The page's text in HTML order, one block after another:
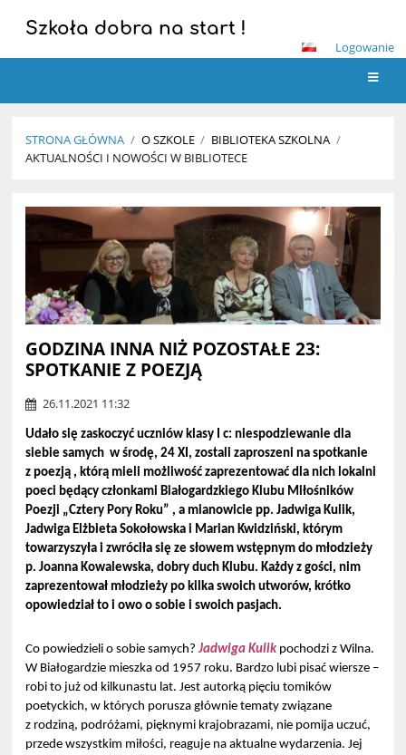
Szkoła dobra na start !
Logowanie
STRONA GŁÓWNA / O SZKOLE / BIBLIOTEKA SZKOLNA /
AKTUALNOŚCI I NOWOŚCI W BIBLIOTECE
Aktualności
nowości
bibliotece
GODZINA INNA NIŻ POZOSTAŁE 23:
SPOTKANIE Z POEZJĄ
26.11.2021 11:32
Udało się zaskoczyć uczniów klasy I c: niespodziewanie dla
siebie samych w środę, 24 XI, zostali zaproszeni na spotkanie
z poezją , którą mieli możliwość zaprezentować dla nich lokalni
poeci będący członkami Białogardzkiego Klubu Miłośników
Poezji „Cztery Pory Roku” , a mianowicie pp. Jadwiga Kulik,
Jadwiga Elżbieta Sokołowska i Marian Kwidziński, którym
towarzyszyła i zwróciła się ze słowem wstępnym do młodzieży
p. Joanna Kowalewska, dobry duch Klubu. Każdy z gości, nim
zaprezentował młodzieży po kilka swoich utworów, krótko
opowiedział to i owo o sobie i swoich pasjach.
Co powiedzieli o sobie samych?Jadwiga Kulikpochodzi z Wilna.
W Białogardzie mieszka od 1957 roku. Bardzo lubi pisać wiersze –
robi to już od kilkunastu lat. Jest autorką pięciu tomików
poetyckich, w których porusza głównie tematy związane
z rodziną, podróżami, pięknymi krajobrazami, nie pomija uczuć,
przede wszystkim miłości, reaguje na aktualne wydarzenia. Jej